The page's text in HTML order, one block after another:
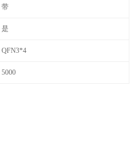
带
是
QFN3*4
5000